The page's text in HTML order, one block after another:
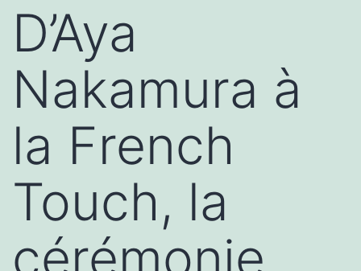
D’Aya
Nakamura à
la French
Touch, la
cérémonie